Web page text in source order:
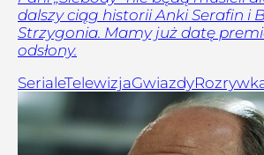
dalszy ciąg historii Anki Serafin i
Strzygonia. Mamy już datę
odsłony.
SerialeTelewizjaGwiazdy